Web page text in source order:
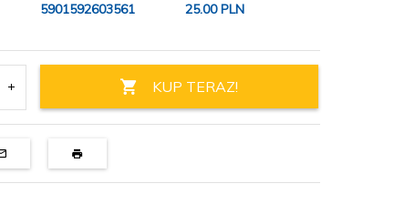
5901592603561
25.00 PLN
KUP TERAZ!